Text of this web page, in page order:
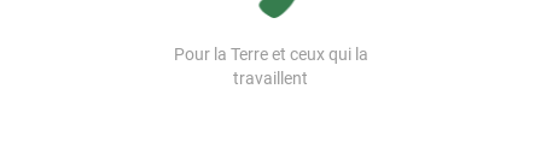
Pour la Terre et ceux qui la
travaillent